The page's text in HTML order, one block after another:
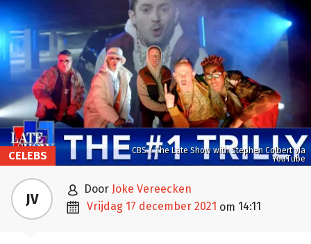
CBS / The Late Show with Stephen Colbert via
YouTube
CELEBS
JV  door Joke Vereecken
 vrijdag 17 december 2021 om 14:11